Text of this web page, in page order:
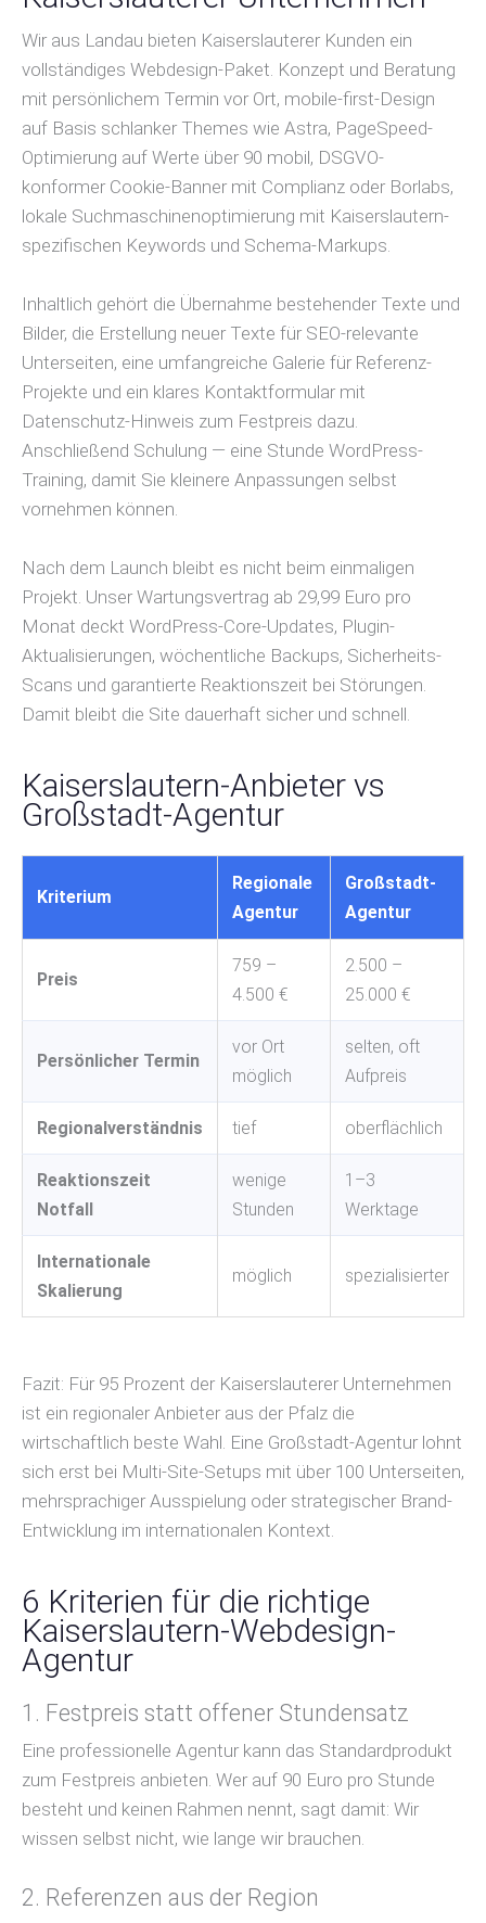
Wir aus Landau bieten Kaiserslauterer Kunden ein
vollständiges Webdesign-Paket. Konzept und Beratung
mit persönlichem Termin vor Ort, mobile-first-Design
auf Basis schlanker Themes wie Astra, PageSpeed-
Optimierung auf Werte über 90 mobil, DSGVO-
konformer Cookie-Banner mit Complianz oder Borlabs,
lokale Suchmaschinenoptimierung mit Kaiserslautern-
spezifischen Keywords und Schema-Markups.
Inhaltlich gehört die Übernahme bestehender Texte und
Bilder, die Erstellung neuer Texte für SEO-relevante
Unterseiten, eine umfangreiche Galerie für Referenz-
Projekte und ein klares Kontaktformular mit
Datenschutz-Hinweis zum Festpreis dazu.
Anschließend Schulung — eine Stunde WordPress-
Training, damit Sie kleinere Anpassungen selbst
vornehmen können.
Nach dem Launch bleibt es nicht beim einmaligen
Projekt. Unser Wartungsvertrag ab 29,99 Euro pro
Monat deckt WordPress-Core-Updates, Plugin-
Aktualisierungen, wöchentliche Backups, Sicherheits-
Scans und garantierte Reaktionszeit bei Störungen.
Damit bleibt die Site dauerhaft sicher und schnell.
Kaiserslautern-Anbieter vs
Großstadt-Agentur
Kriterium
Regionale
Agentur
Großstadt-
Agentur
Preis
759 –
4.500 €
2.500 –
25.000 €
Persönlicher Termin
vor Ort
möglich
selten, oft
Aufpreis
Regionalverständnis tief oberflächlich
Reaktionszeit
Notfall
wenige
Stunden
1–3
Werktage
Internationale
Skalierung
möglich spezialisierter
Fazit: Für 95 Prozent der Kaiserslauterer Unternehmen
ist ein regionaler Anbieter aus der Pfalz die
wirtschaftlich beste Wahl. Eine Großstadt-Agentur lohnt
sich erst bei Multi-Site-Setups mit über 100 Unterseiten,
mehrsprachiger Ausspielung oder strategischer Brand-
Entwicklung im internationalen Kontext.
6 Kriterien für die richtige
Kaiserslautern-Webdesign-
Agentur
1. Festpreis statt offener Stundensatz
Eine professionelle Agentur kann das Standardprodukt
zum Festpreis anbieten. Wer auf 90 Euro pro Stunde
besteht und keinen Rahmen nennt, sagt damit: Wir
wissen selbst nicht, wie lange wir brauchen.
2. Referenzen aus der Region